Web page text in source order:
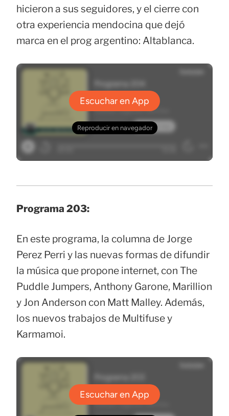
hicieron a sus seguidores, y el cierre con
otra experiencia mendocina que dejó
marca en el prog argentino: Altablanca.
Programa 203:
En este programa, la columna de Jorge
Perez Perri y las nuevas formas de difundir
la música que propone internet, con The
Puddle Jumpers, Anthony Garone, Marillion
y Jon Anderson con Matt Malley. Además,
los nuevos trabajos de Multifuse y
Karmamoi.